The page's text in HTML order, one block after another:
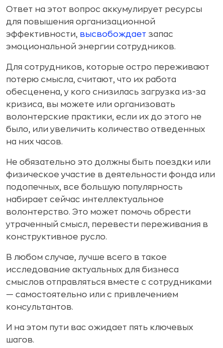
Ответ на этот вопрос аккумулирует ресурсы
для повышения организационной
эффективности, высвобождает запас
эмоциональной энергии сотрудников.
Для сотрудников, которые остро переживают
потерю смысла, считают, что их работа
обесценена, у кого снизилась загрузка из-за
кризиса, вы можете или организовать
волонтерские практики, если их до этого не
было, или увеличить количество отведенных
на них часов.
Не обязательно это должны быть поездки или
физическое участие в деятельности фонда или
подопечных, все большую популярность
набирает сейчас интеллектуальное
волонтерство. Это может помочь обрести
утраченный смысл, перевести переживания в
конструктивное русло.
В любом случае, лучше всего в такое
исследование актуальных для бизнеса
смыслов отправляться вместе с сотрудниками
— самостоятельно или с привлечением
консультантов.
И на этом пути вас ожидает пять ключевых
шагов.